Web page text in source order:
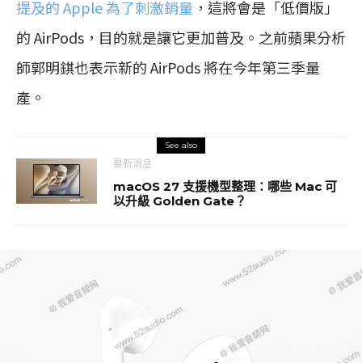
提及的 Apple 為了刺激銷量 ，這將會是「低價版」
的 AirPods，目的就是讓它更加普及。之前蘋果分析
師郭明錤也表示新的 AirPods 將在今年第三季量
產。
See also
最新消息
macOS 27 支援機型整理：哪些 Mac 可
以升級 Golden Gate？